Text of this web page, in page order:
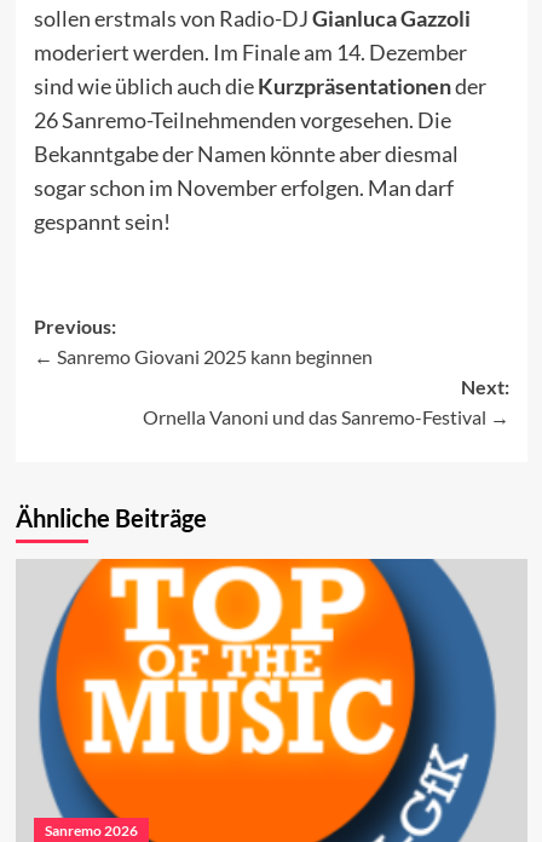
sollen erstmals von Radio-DJGianluca Gazzoli
moderiert werden. Im Finale am 14. Dezember
sind wie üblich auch dieKurzpräsentationender
26 Sanremo-Teilnehmenden vorgesehen. Die
Bekanntgabe der Namen könnte aber diesmal
sogar schon im November erfolgen. Man darf
gespannt sein!
Post
navigation
Previous:
Sanremo Giovani 2025 kann beginnen
Next:
Ornella Vanoni und das Sanremo-Festival
Ähnliche Beiträge
Sanremo 2026